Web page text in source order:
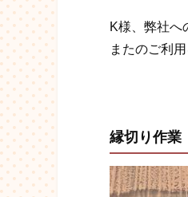
K様、弊社へ
またのご利
縁切り作業